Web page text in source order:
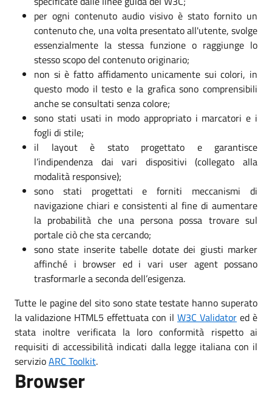
per ogni contenuto audio visivo è stato fornito un
contenuto che, una volta presentato all'utente, svolge
essenzialmente la stessa funzione o raggiunge lo
stesso scopo del contenuto originario;
non si è fatto affidamento unicamente sui colori, in
questo modo il testo e la grafica sono comprensibili
anche se consultati senza colore;
sono stati usati in modo appropriato i marcatori e i
fogli di stile;
il layout è stato progettato e garantisce
l’indipendenza dai vari dispositivi (collegato alla
modalità responsive);
sono stati progettati e forniti meccanismi di
navigazione chiari e consistenti al fine di aumentare
la probabilità che una persona possa trovare sul
portale ciò che sta cercando;
sono state inserite tabelle dotate dei giusti marker
affinché i browser ed i vari user agent possano
trasformarle a seconda dell’esigenza.
Tutte le pagine del sito sono state testate hanno superato
la validazione HTML5 effettuata con il W3C Validator ed è
stata inoltre verificata la loro conformità rispetto ai
requisiti di accessibilità indicati dalla legge italiana con il
servizioARC Toolkit.
Browser